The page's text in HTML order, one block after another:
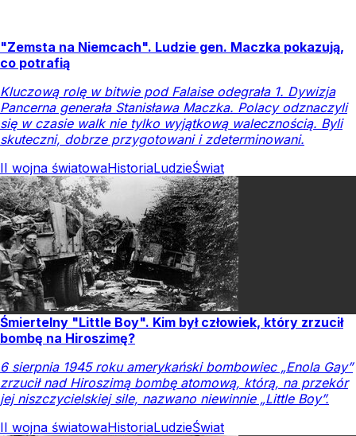
"Zemsta na Niemcach". Ludzie gen. Maczka pokazują,
co potrafią
Kluczową rolę w bitwie pod Falaise odegrała 1. Dywizja
Pancerna generała Stanisława Maczka. Polacy odznaczyli
się w czasie walk nie tylko wyjątkową walecznością. Byli
skuteczni, dobrze przygotowani i zdeterminowani.
II wojna światowaHistoriaLudzieŚwiat
Śmiertelny "Little Boy". Kim był człowiek, który zrzucił
bombę na Hiroszimę?
6 sierpnia 1945 roku amerykański bombowiec „Enola Gay”
zrzucił nad Hiroszimą bombę atomową, którą, na przekór
jej niszczycielskiej sile, nazwano niewinnie „Little Boy”.
II wojna światowaHistoriaLudzieŚwiat